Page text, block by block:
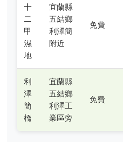
十
二
甲
濕
地
宜蘭縣
五結鄉
利澤簡
附近
免費
利
澤
簡
橋
宜蘭縣
五結鄉
利澤工
業區旁
免費